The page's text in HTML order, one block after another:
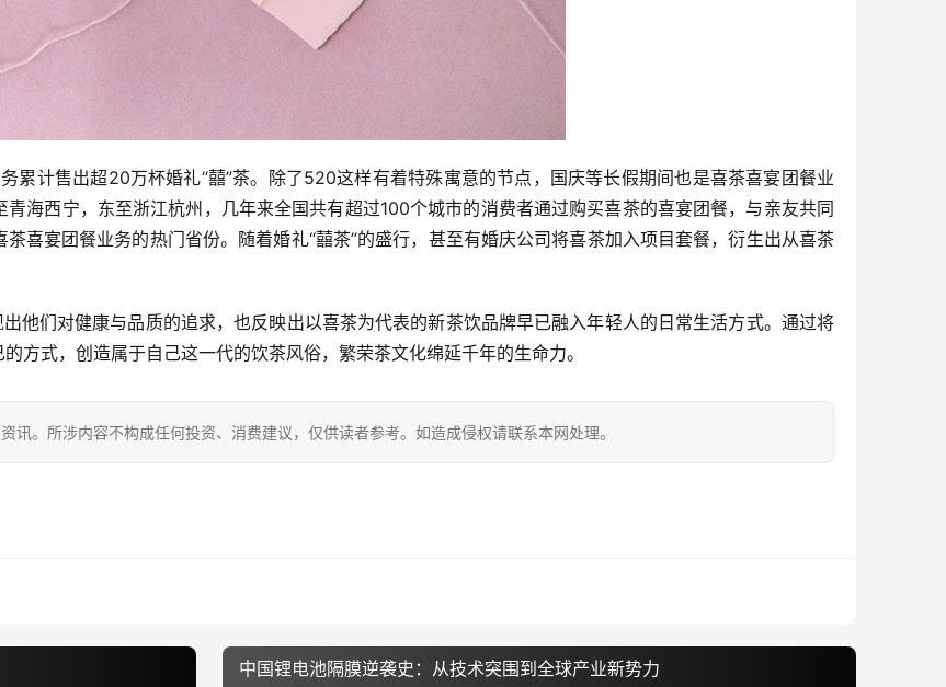
累计售出超20万杯婚礼“囍”茶。除了520这样有着特殊寓意的节点，国庆等长假期间也是喜茶喜宴团餐业
海西宁，东至浙江杭州，几年来全国共有超过100个城市的消费者通过购买喜茶的喜宴团餐，与亲友共同
喜宴团餐业务的热门省份。随着婚礼“囍茶”的盛行，甚至有婚庆公司将喜茶加入项目套餐，衍生出从喜茶
他们对健康与品质的追求，也反映出以喜茶为代表的新茶饮品牌早已融入年轻人的日常生活方式。通过将
方式，创造属于自己这一代的饮茶风俗，繁荣茶文化绵延千年的生命力。
讯。所涉内容不构成任何投资、消费建议，仅供读者参考。如造成侵权请联系本网处理。
中国锂电池隔膜逆袭史：从技术突围到全球产业新势力